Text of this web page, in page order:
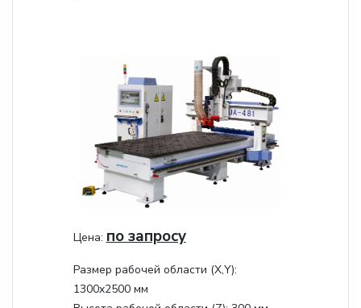
Цена: по запросу
Размер рабочей области (Х,Y):
1300x2500 мм